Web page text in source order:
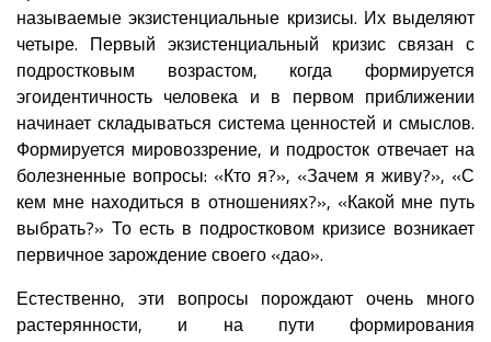
называемые экзистенциальные кризисы. Их выделяют
четыре. Первый экзистенциальный кризис связан с
подростковым возрастом, когда формируется
эгоидентичность человека и в первом приближении
начинает складываться система ценностей и смыслов.
Формируется мировоззрение, и подросток отвечает на
болезненные вопросы: «Кто я?», «Зачем я живу?», «С
кем мне находиться в отношениях?», «Какой мне путь
выбрать?» То есть в подростковом кризисе возникает
первичное зарождение своего «дао».
Естественно, эти вопросы порождают очень много
растерянности, и на пути формирования